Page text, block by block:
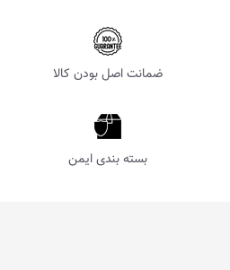
ضمانت اصل بودن کالا
بسته بندی ایمن